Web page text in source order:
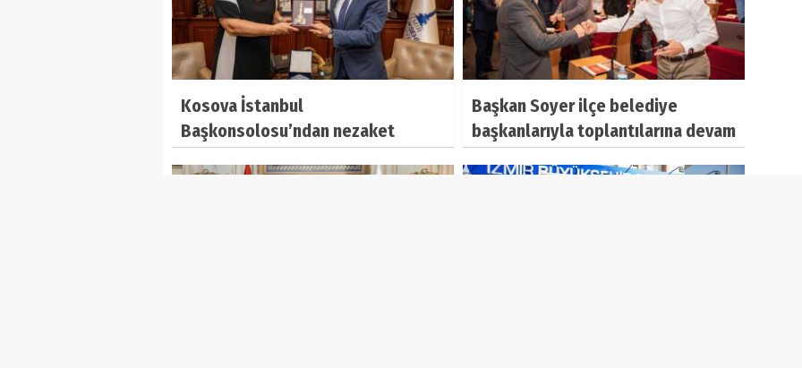
Kosova İstanbul
Başkonsolosu’ndan nezaket
Başkan Soyer ilçe belediye
başkanlarıyla toplantılarına devam